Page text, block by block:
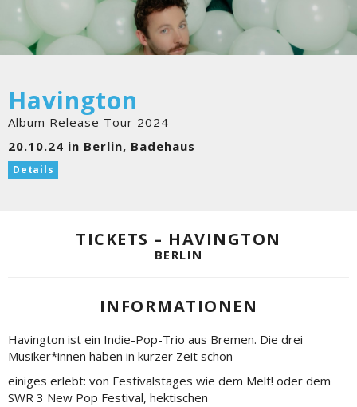
Havington
Album Release Tour 2024
20.10.24 in Berlin, Badehaus
Details
TICKETS – HAVINGTON
BERLIN
INFORMATIONEN
Havington ist ein Indie-Pop-Trio aus Bremen. Die drei
Musiker*innen haben in kurzer Zeit schon
einiges erlebt: von Festivalstages wie dem Melt! oder dem
SWR 3 New Pop Festival, hektischen